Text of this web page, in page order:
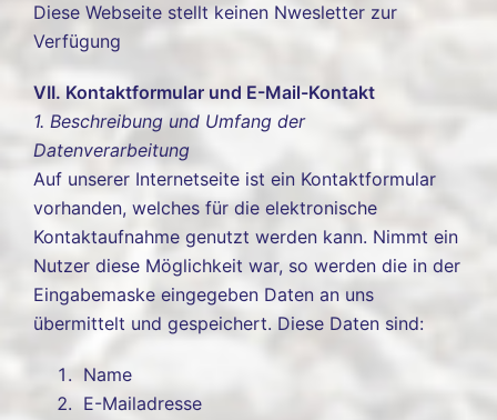
Diese Webseite stellt keinen Nwesletter zur
Verfügung
VII. Kontaktformular und E-Mail-Kontakt
1. Beschreibung und Umfang der
Datenverarbeitung
Auf unserer Internetseite ist ein Kontaktformular
vorhanden, welches für die elektronische
Kontaktaufnahme genutzt werden kann. Nimmt ein
Nutzer diese Möglichkeit war, so werden die in der
Eingabemaske eingegeben Daten an uns
übermittelt und gespeichert. Diese Daten sind:
Name
E-Mailadresse